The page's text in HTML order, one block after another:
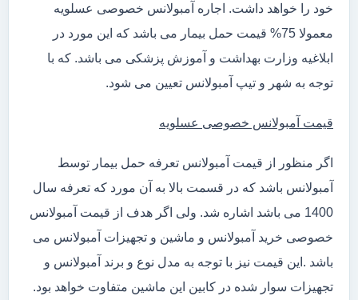
خود را خواهد داشت. اجاره آمبولانس خصوصی عسلویه
معمولا 75% قیمت حمل بیمار می باشد که این مورد در
ابلاغیه وزارت بهداشت و آموزش پزشکی می باشد. که با
توجه به شهر و تیپ آمبولانس تعیین می شود.
قیمت آمبولانس خصوصی عسلویه
اگر منظور از قیمت آمبولانس تعرفه حمل بیمار توسط
آمبولانس باشد که در قسمت بالا به آن مورد که تعرفه سال
1400 می باشد اشاره شد. ولی اگر هدف از قیمت آمبولانس
خصوصی خرید آمبولانس و ماشین و تجهیزات آمبولانس می
باشد .این قیمت نیز با توجه به مدل نوع و برند آمبولانس و
تجهیزات سوار شده در کابین این ماشین متفاوت خواهد بود.